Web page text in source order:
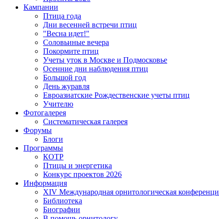
Кампании
Птица года
Дни весенней встречи птиц
"Весна идет!"
Соловьиные вечера
Покормите птиц
Учеты уток в Москве и Подмосковье
Осенние дни наблюдения птиц
Большой год
День журавля
Евроазиатские Рождественские учеты птиц
Учителю
Фотогалерея
Систематическая галерея
Форумы
Блоги
Программы
КОТР
Птицы и энергетика
Конкурс проектов 2026
Информация
XIV Международная орнитологическая
Библиотека
Биографии